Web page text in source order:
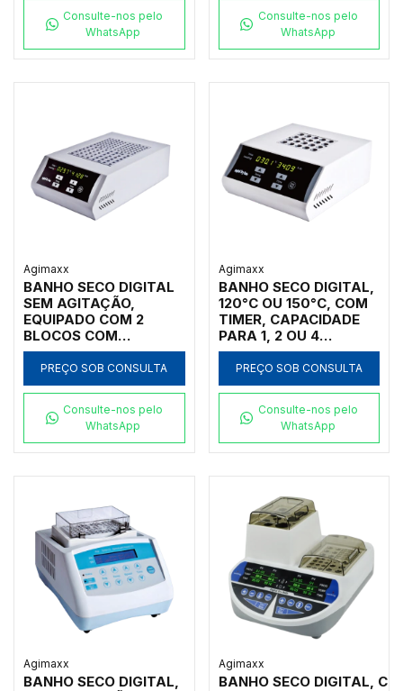
Consulte-nos pelo
WhatsApp
Consulte-nos pelo
WhatsApp
Agimaxx
BANHO SECO DIGITAL
SEM AGITAÇÃO,
EQUIPADO COM 2
BLOCOS COM
CAPACIDADE TOTAL
PARA TRABALHAR
COM 2 MICROPLACAS
SAIA (BORDA),
AQUECIMENTO ATÉ
120ºC. MODELO: DKT-
PREÇO SOB CONSULTA
Consulte-nos pelo
WhatsApp
Agimaxx
BANHO SECO DIGITAL,
120°C OU 150°C, COM
TIMER, CAPACIDADE
PARA 1, 2 OU 4
BLOCOS, ACEITA
MICROPLACAS DE
ELISA, CULTURA
MICROTUBOS 0,2 ML A
2,0 ML, TUBOS DE 6 A
40 DIÂMETRO
PREÇO SOB CONSULTA
Consulte-nos pelo
WhatsApp
Agimaxx
BANHO SECO DIGITAL,
Agimaxx
BANHO SECO DIGITAL,